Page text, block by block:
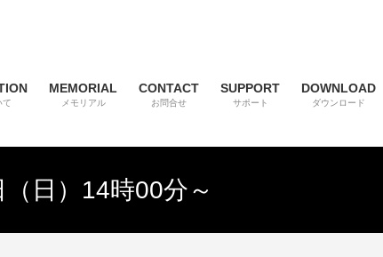
て
MEMORIAL
メモリアル
CONTACT
お問合せ
SUPPORT
サポート
DOWNLOAD
ダウンロード
日）14時00分～